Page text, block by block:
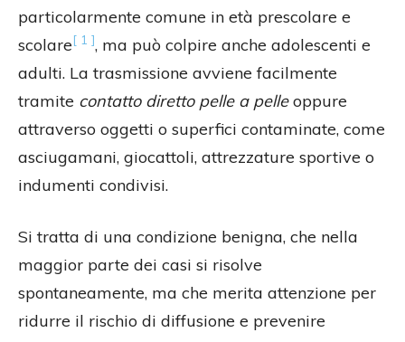
particolarmente comune in età prescolare e
scolare[ 1 ], ma può colpire anche adolescenti e
adulti. La trasmissione avviene facilmente
tramite contatto diretto pelle a pelleoppure
attraverso oggetti o superfici contaminate, come
asciugamani, giocattoli, attrezzature sportive o
indumenti condivisi.
Si tratta di una condizione benigna, che nella
maggior parte dei casi si risolve
spontaneamente, ma che merita attenzione per
ridurre il rischio di diffusione e prevenire